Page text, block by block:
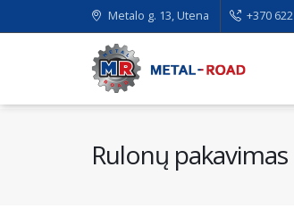
Metalo g. 13, Utena +370
Rulonų pakavimas